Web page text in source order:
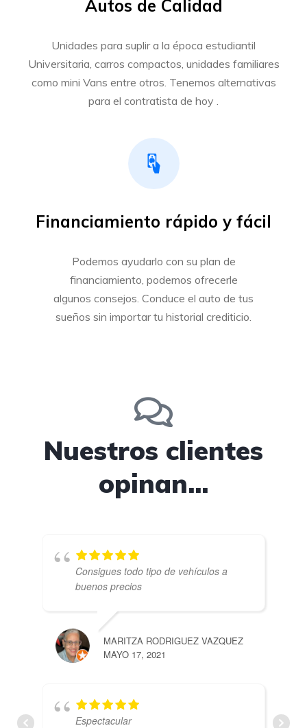
Autos de Calidad
Unidades para suplir a la época estudiantil
Universitaria, carros compactos, unidades familiares
como mini Vans entre otros. Tenemos alternativas
para el contratista de hoy .
Financiamiento rápido y fácil
Podemos ayudarlo con su plan de
financiamiento, podemos ofrecerle
algunos consejos. Conduce el auto de tus
sueños sin importar tu historial crediticio.
Nuestros clientes
opinan...
Consigues todo tipo de vehículos a
buenos precios
MARITZA RODRIGUEZ VAZQUEZ
MAYO 17, 2021
Espectacular